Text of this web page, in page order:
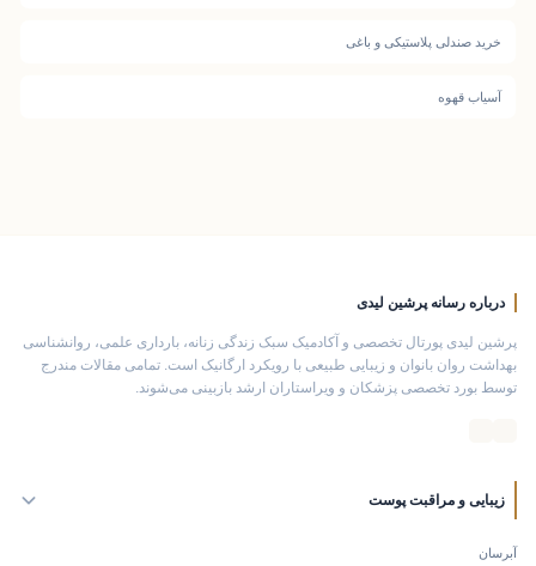
خرید صندلی پلاستیکی و باغی
آسیاب قهوه
درباره رسانه پرشین لیدی
پرشین لیدی پورتال تخصصی و آکادمیک سبک زندگی زنانه، بارداری علمی، روانشناسی
بهداشت روان بانوان و زیبایی طبیعی با رویکرد ارگانیک است. تمامی مقالات مندرج
توسط بورد تخصصی پزشکان و ویراستاران ارشد بازبینی می‌شوند.
زیبایی و مراقبت پوست
آبرسان